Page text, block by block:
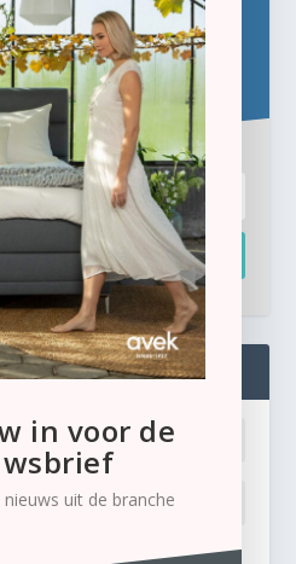
hoogte!
de gratis e-newsletter.
in voor de
uit de branche